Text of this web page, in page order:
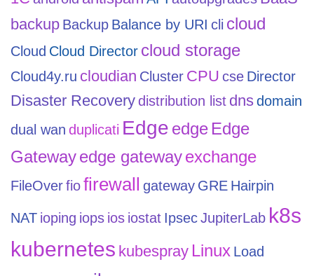
backup Backup Balance by URI cli cloud
Cloud Cloud Director cloud storage
Cloud4y.ru cloudian Cluster CPU cse Director
Disaster Recoverydistribution list dnsdomain
dual wan duplicati Edge edge Edge
Gatewayedge gatewayexchange
FileOverfiofirewall gateway GRE Hairpin
NAT ioping iops ios iostat IpsecJupiterLab k8s
kubernetes kubespray Linux Load